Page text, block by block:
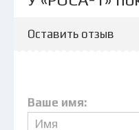
Оставить отзыв
Ваше имя: